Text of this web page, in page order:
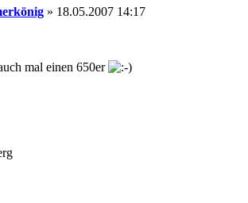
» 18.05.2007 14:17
mal einen 650er